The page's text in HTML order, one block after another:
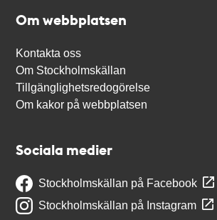
Om webbplatsen
Kontakta oss
Om Stockholmskällan
Tillgänglighetsredogörelse
Om kakor på webbplatsen
Sociala medier
Stockholmskällan på Facebook
Stockholmskällan på Instagram